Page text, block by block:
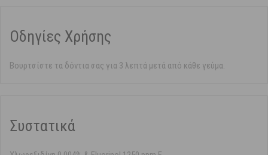
Οδηγίες Χρήσης
Βουρτσίστε τα δόντια σας για 3 λεπτά μετά από κάθε γεύμα.
Συστατικά